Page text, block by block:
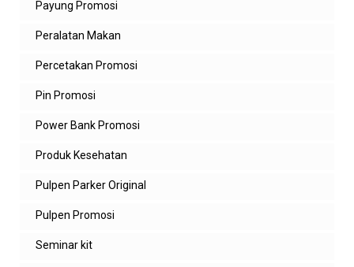
Payung Promosi
Peralatan Makan
Percetakan Promosi
Pin Promosi
Power Bank Promosi
Produk Kesehatan
Pulpen Parker Original
Pulpen Promosi
Seminar kit